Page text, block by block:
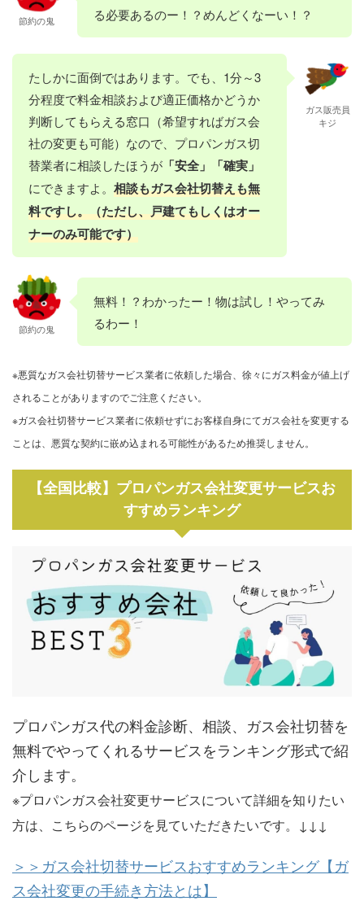
節約の鬼
る必要あるのー！？めんどくなーい！？
たしかに面倒ではあります。でも、1分～3
分程度で料金相談および適正価格かどうか
判断してもらえる窓口（希望すればガス会
社の変更も可能）なので、プロパンガス切
替業者に相談したほうが 「安全」「確実」
にできますよ。 相談もガス会社切替えも無
料ですし。（ただし、戸建てもしくはオー
ナーのみ可能です）
ガス販売員
キジ
節約の鬼
無料！？わかったー！物は試し！やってみ
るわー！
※悪質なガス会社切替サービス業者に依頼した場合、徐々にガス料金が値上げ
されることがありますのでご注意ください。
※ガス会社切替サービス業者に依頼せずにお客様自身にてガス会社を変更する
ことは、悪質な契約に嵌め込まれる可能性があるため推奨しません。
【全国比較】プロパンガス会社変更サービスお
すすめランキング
プロパンガス代の料金診断、相談、ガス会社切替を
無料でやってくれるサービスをランキング形式で紹
介します。
※プロパンガス会社変更サービスについて詳細を知りたい
方は、こちらのページを見ていただきたいです。↓↓↓
＞＞ガス会社切替サービスおすすめランキング【ガ
ス会社変更の手続き方法とは】